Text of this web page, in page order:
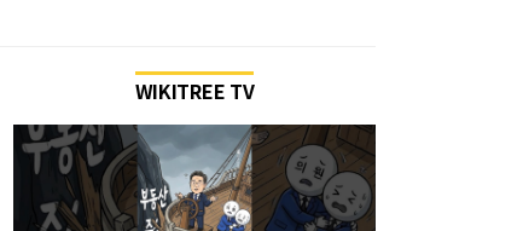
WIKITREE TV